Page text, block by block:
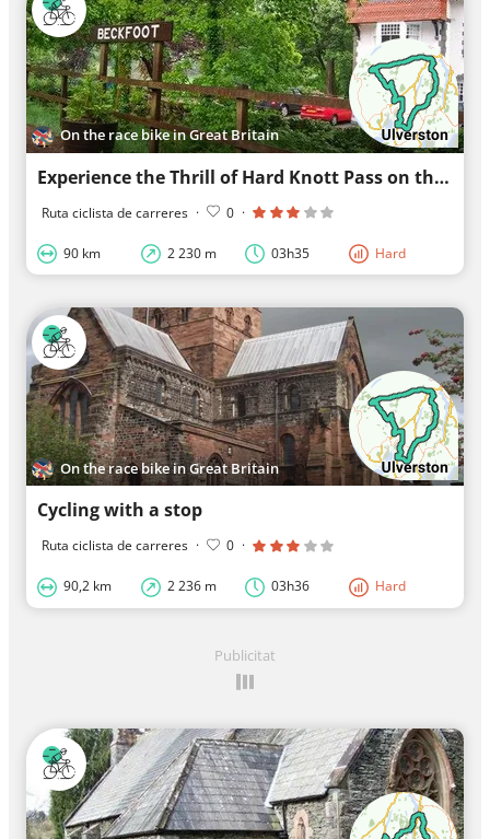
On the race bike in Great Britain
Experience the Thrill of Hard Knott Pass on this Idyllic Road Cycling Route in Opeland
Ruta ciclista de carreres · 0 ·
90 km 2 230 m 03h35 Hard
On the race bike in Great Britain
Cycling with a stop
Ruta ciclista de carreres · 0 ·
90,2 km 2 236 m 03h36 Hard
Publicitat